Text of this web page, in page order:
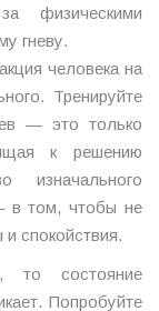
физическими
гневу.
человека на
Тренируйте
— это только
к решению
изначального
в том, чтобы не
спокойствия.
то состояние
Попробуйте